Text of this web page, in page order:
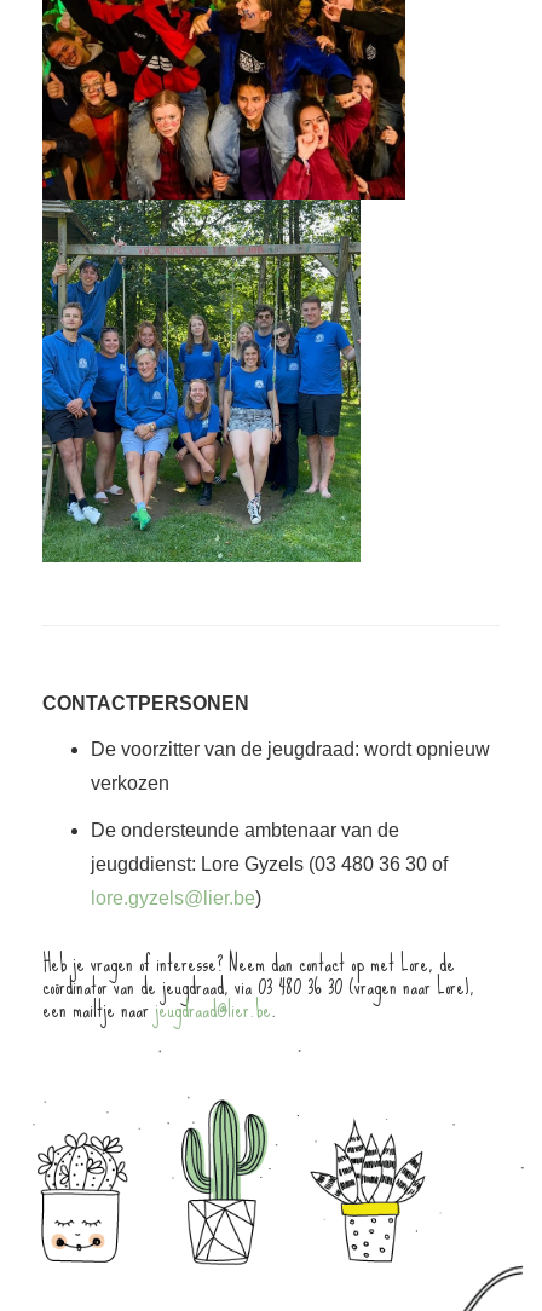
CONTACTPERSONEN
De voorzitter van de jeugdraad: wordt opnieuw
verkozen
De ondersteunde ambtenaar van de
jeugddienst: Lore Gyzels (03 480 36 30 of
lore.gyzels@lier.be)
Heb je vragen of interesse? Neem dan contact op met Lore, de
coördinator van de jeugdraad, via 03 480 36 30 (vragen naar Lore),
een mailtje naarjeugdraad@lier.be.